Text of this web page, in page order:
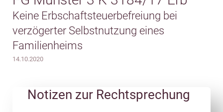
Keine Erbschaftsteuerbefreiung bei
verzögerter Selbstnutzung eines
Familienheims
14.10.2020
Notizen zur Rechtsprechung